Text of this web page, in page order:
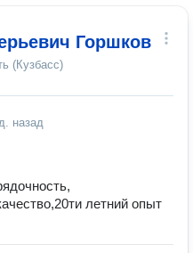
Горшков
(Кузбасс)
назад
летний опыт